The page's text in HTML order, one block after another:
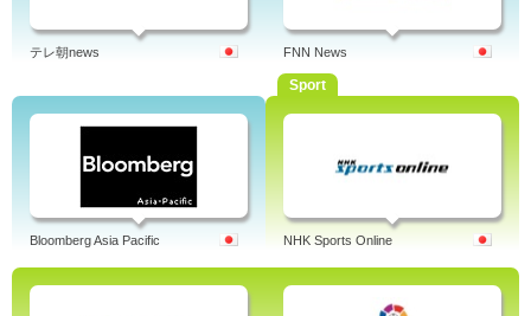
テレ朝news FNN News
Bloomberg Asia Pacific
Sport
NHK Sports Online